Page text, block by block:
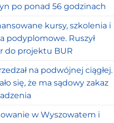
po ponad 56 godzinach
kursy, szkolenia i
podyplomowe. Ruszył
do projektu BUR
na podwójnej ciągłej.
się, że ma sądowy zakaz
w Wyszowatem i